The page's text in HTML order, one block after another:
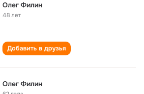
Олег Филин
48 лет
Добавить в друзья
Олег Филин